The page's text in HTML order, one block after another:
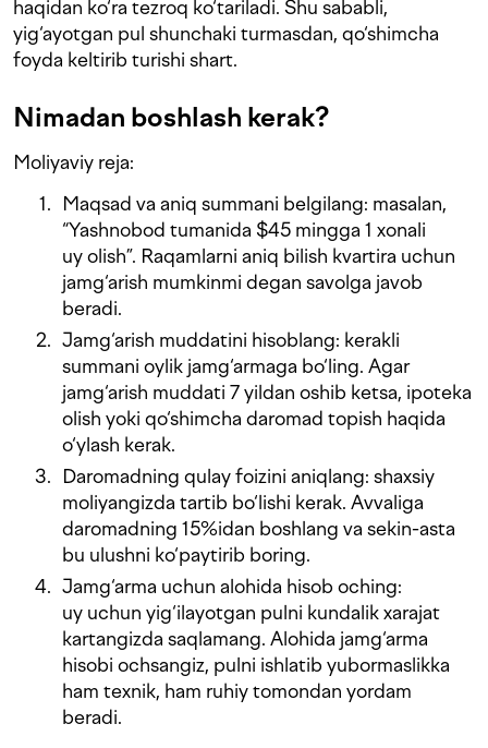
haqidan ko‘ra tezroq ko‘tariladi. Shu sababli,
yig‘ayotgan pul shunchaki turmasdan, qo‘shimcha
foyda keltirib turishi shart.
Nimadan boshlash kerak?
Moliyaviy reja:
Maqsad va aniq summani belgilang: masalan,
“Yashnobod tumanida $45 mingga 1 xonali
uy olish”. Raqamlarni aniq bilish kvartira uchun
jamg‘arish mumkinmi degan savolga javob
beradi.
Jamg‘arish muddatini hisoblang: kerakli
summani oylik jamg‘armaga bo‘ling. Agar
jamg‘arish muddati 7 yildan oshib ketsa, ipoteka
olish yoki qo‘shimcha daromad topish haqida
o‘ylash kerak.
Daromadning qulay foizini aniqlang: shaxsiy
moliyangizda tartib bo‘lishi kerak. Avvaliga
daromadning 15%idan boshlang va sekin-asta
bu ulushni ko‘paytirib boring.
Jamg‘arma uchun alohida hisob oching:
uy uchun yig‘ilayotgan pulni kundalik xarajat
kartangizda saqlamang. Alohida jamg‘arma
hisobi ochsangiz, pulni ishlatib yubormaslikka
ham texnik, ham ruhiy tomondan yordam
beradi.